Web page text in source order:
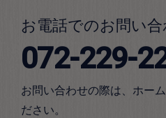
お電話でのお問い合
072-229-
お問い合わせの際は、ホー
ださい。